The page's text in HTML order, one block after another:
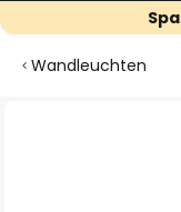
Wandleuchten